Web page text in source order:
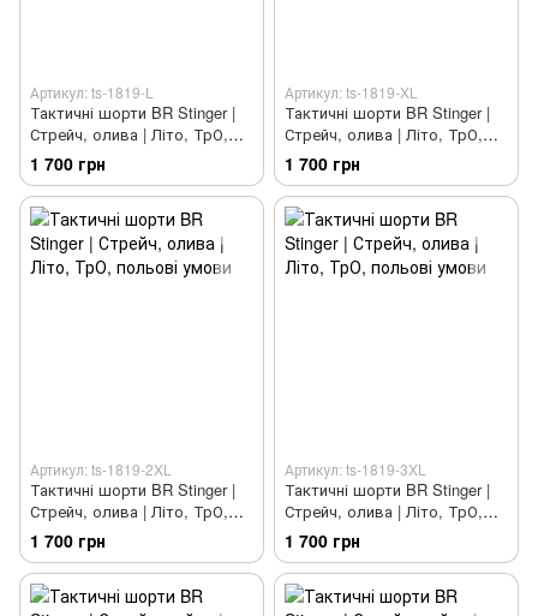
Артикул: ts-1819-L
Тактичні шорти BR Stinger |
Стрейч, олива | Літо, ТрО,
польові умови
1 700 грн
Артикул: ts-1819-XL
Тактичні шорти BR Stinger |
Стрейч, олива | Літо, ТрО,
польові умови
1 700 грн
Артикул: ts-1819-2XL
Тактичні шорти BR Stinger |
Стрейч, олива | Літо, ТрО,
польові умови
1 700 грн
Артикул: ts-1819-3XL
Тактичні шорти BR Stinger |
Стрейч, олива | Літо, ТрО,
польові умови
1 700 грн